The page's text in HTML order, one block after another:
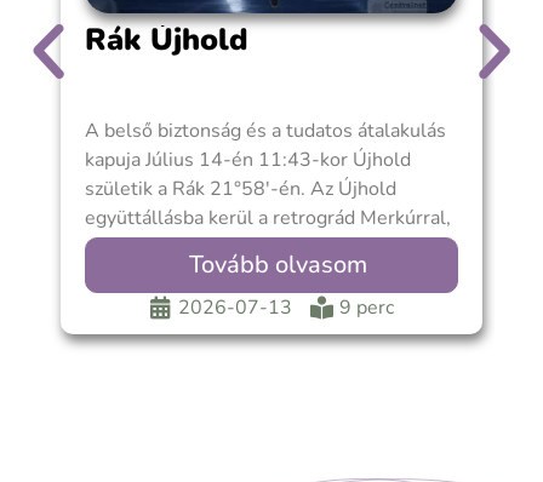
Rák Újhold
A belső biztonság és a tudatos átalakulás
kapuja Július 14-én 11:43-kor Újhold
születik a Rák 21°58′-én. Az Újhold
együttállásba kerül a retrográd Merkúrral,
a Vénusz
Tovább olvasom
2026-07-13 9 perc